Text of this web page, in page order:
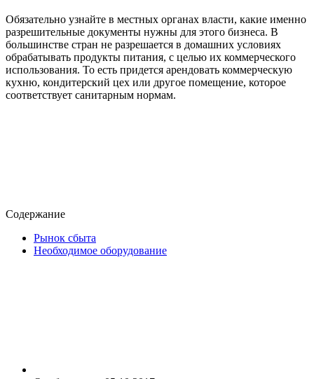
Обязательно узнайте в местных органах власти, какие именно
разрешительные документы нужны для этого бизнеса. В
большинстве стран не разрешается в домашних условиях
обрабатывать продукты питания, с целью их коммерческого
использования. То есть придется арендовать коммерческую
кухню, кондитерский цех или другое помещение, которое
соответствует санитарным нормам.
Содержание
Рынок сбыта
Необходимое оборудование